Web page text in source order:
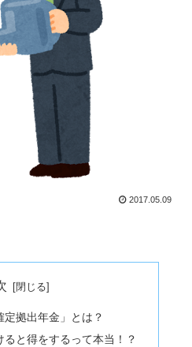
2017.05.09
拠出年金」とは？
と得をするって本当！？